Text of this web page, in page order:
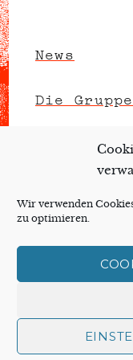
Wir verwenden
zu optimieren.
News
Die Gruppe
Repertoire
Das Theater